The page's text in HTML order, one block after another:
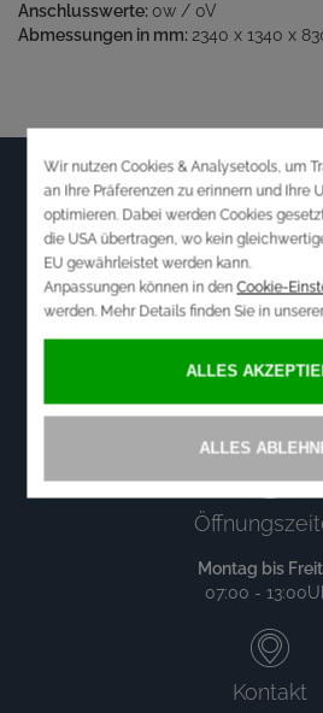
Anschlusswerte: 0w / 0V
Abmessungen in mm: 2340 x 1340 x
WOLLEN SIE ÜBER
INFORMIERT
Montag bis
07:00 -
Kontakt